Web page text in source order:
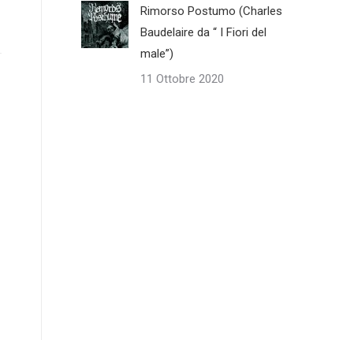
Rimorso Postumo (Charles
Baudelaire da “ I Fiori del
male”)
11 Ottobre 2020